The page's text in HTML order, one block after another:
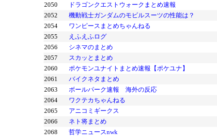
2050
ドラゴンクエストウォークまとめ速報
2052
機動戦士ガンダムのモビルスーツの性能は？
2054
ワンピースまとめちゃんねる
2055
えふえふログ
2056
シネマのまとめ
2057
スカッとまとめ
2060
ポケモンユナイトまとめ速報【ポケユナ】
2061
バイクネタまとめ
2063
ボールパーク速報 海外の反応
2064
ワクテカちゃんねる
2065
アニコミギークス
2066
ネト将まとめ
2068
哲学ニュースnwk